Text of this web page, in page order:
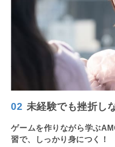
02 未経験でも挫折し
ゲームを作りながら学ぶ
習で、しっかり身につく！